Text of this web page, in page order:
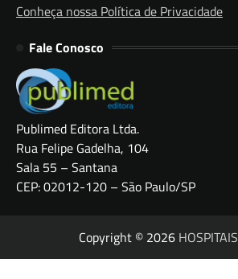
Conheça nossa Política de Privacidade
Fale Conosco
Publimed Editora Ltda.
Rua Felipe Gadelha, 104
Sala 55 – Santana
CEP: 02012-120 – São Paulo/SP
Copyright © 2026